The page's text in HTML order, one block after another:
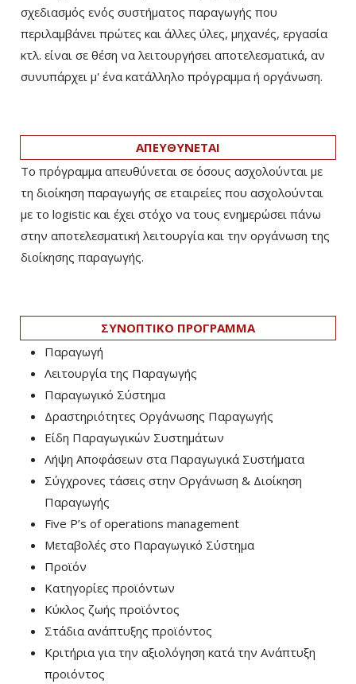
σχεδιασμός ενός συστήματος παραγωγής που
περιλαμβάνει πρώτες και άλλες ύλες, μηχανές, εργασία
κτλ. είναι σε θέση να λειτουργήσει αποτελεσματικά, αν
συνυπάρχει μ' ένα κατάλληλο πρόγραμμα ή οργάνωση.
ΑΠΕΥΘΥΝΕΤΑΙ
Το πρόγραμμα απευθύνεται σε όσους ασχολούνται με
τη διοίκηση παραγωγής σε εταιρείες που ασχολούνται
με το logistic και έχει στόχο να τους ενημερώσει πάνω
στην αποτελεσματική λειτουργία και την οργάνωση της
διοίκησης παραγωγής.
ΣΥΝΟΠΤΙΚΟ ΠΡΟΓΡΑΜΜΑ
Παραγωγή
Λειτουργία της Παραγωγής
Παραγωγικό Σύστημα
Δραστηριότητες Οργάνωσης Παραγωγής
Είδη Παραγωγικών Συστημάτων
Λήψη Αποφάσεων στα Παραγωγικά Συστήματα
Σύγχρονες τάσεις στην Οργάνωση & Διοίκηση
Παραγωγής
Five P’s of operations management
Μεταβολές στο Παραγωγικό Σύστημα
Προϊόν
Κατηγορίες προϊόντων
Κύκλος ζωής προϊόντος
Στάδια ανάπτυξης προϊόντος
Κριτήρια για την αξιολόγηση κατά την Ανάπτυξη
προιόντος